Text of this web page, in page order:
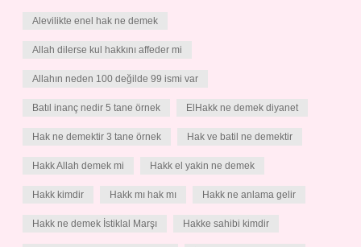
Alevilikte enel hak ne demek
Allah dilerse kul hakkını affeder mi
Allahın neden 100 değilde 99 ismi var
Batıl inanç nedir 5 tane örnek ElHakk ne demek diyanet
Hak ne demektir 3 tane örnek Hak ve batil ne demektir
Hakk Allah demek mi Hakk el yakin ne demek
Hakk kimdir Hakk mı hak mı Hakk ne anlama gelir
Hakk ne demek İstiklal Marşı Hakke sahibi kimdir